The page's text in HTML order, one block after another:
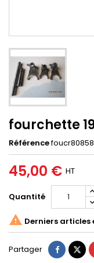
fourchette
Référence
45,00 € HT
Quantité
 Derniers articles
Partager